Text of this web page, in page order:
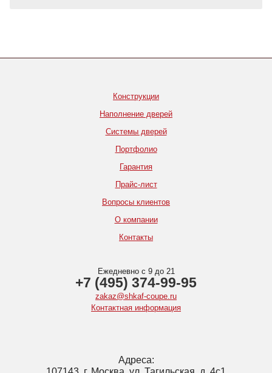
Конструкции
Наполнение дверей
Системы дверей
Портфолио
Гарантия
Прайс-лист
Вопросы клиентов
О компании
Контакты
Ежедневно с 9 до 21
+7 (495) 374-99-95
zakaz@shkaf-coupe.ru
Контактная информация
Адреса: